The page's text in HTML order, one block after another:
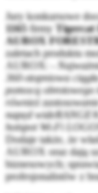
Jury konkursowe
1165firmy
AUROX
zaletach produktu
AUROX: -
360-stopniowa
pomocą
również
napęd
hotspot Wi-Fi
Dodaje także, że
AUROX oraz dają
biznesowych;
profesjonalistów z